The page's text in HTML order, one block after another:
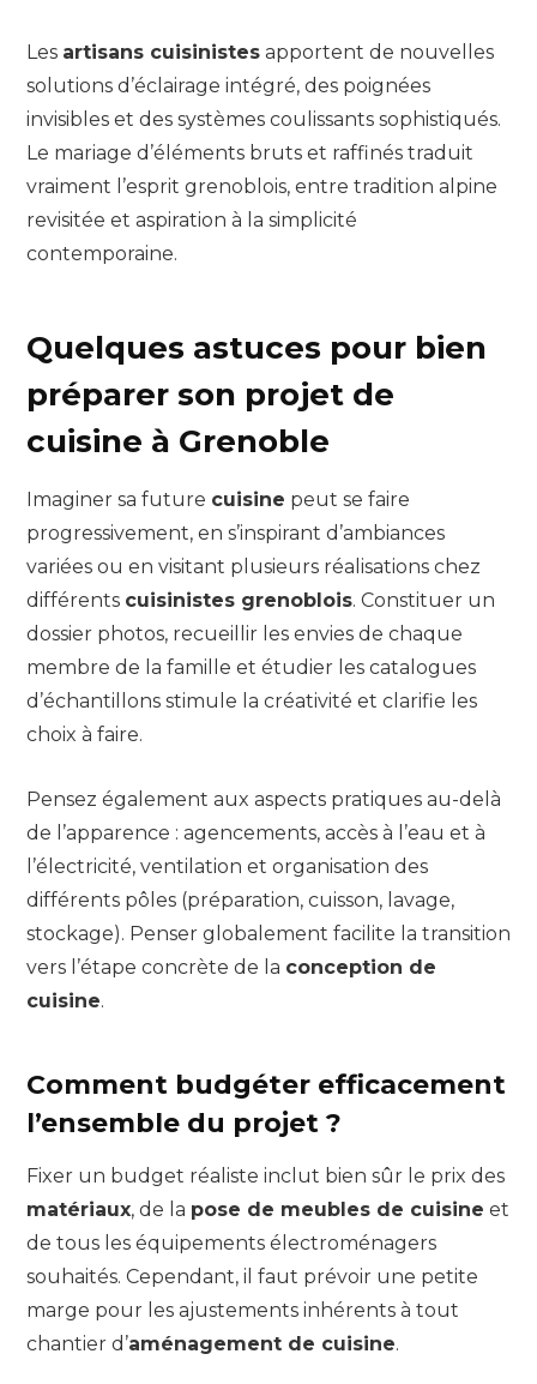
Les artisans cuisinistes apportent de nouvelles
solutions d’éclairage intégré, des poignées
invisibles et des systèmes coulissants sophistiqués.
Le mariage d’éléments bruts et raffinés traduit
vraiment l’esprit grenoblois, entre tradition alpine
revisitée et aspiration à la simplicité
contemporaine.
Quelques astuces pour bien
préparer son projet de
cuisine à Grenoble
Imaginer sa future cuisine peut se faire
progressivement, en s’inspirant d’ambiances
variées ou en visitant plusieurs réalisations chez
différents cuisinistes grenoblois. Constituer un
dossier photos, recueillir les envies de chaque
membre de la famille et étudier les catalogues
d’échantillons stimule la créativité et clarifie les
choix à faire.
Pensez également aux aspects pratiques au-delà
de l’apparence : agencements, accès à l’eau et à
l’électricité, ventilation et organisation des
différents pôles (préparation, cuisson, lavage,
stockage). Penser globalement facilite la transition
vers l’étape concrète de la conception de
cuisine.
Comment budgéter efficacement
l’ensemble du projet ?
Fixer un budget réaliste inclut bien sûr le prix des
matériaux, de la pose de meubles de cuisine et
de tous les équipements électroménagers
souhaités. Cependant, il faut prévoir une petite
marge pour les ajustements inhérents à tout
chantier d’aménagement de cuisine.